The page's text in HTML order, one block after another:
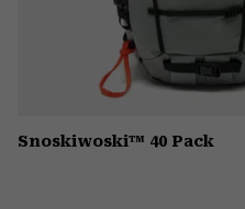
Snoskiwoski™ 40 Pack